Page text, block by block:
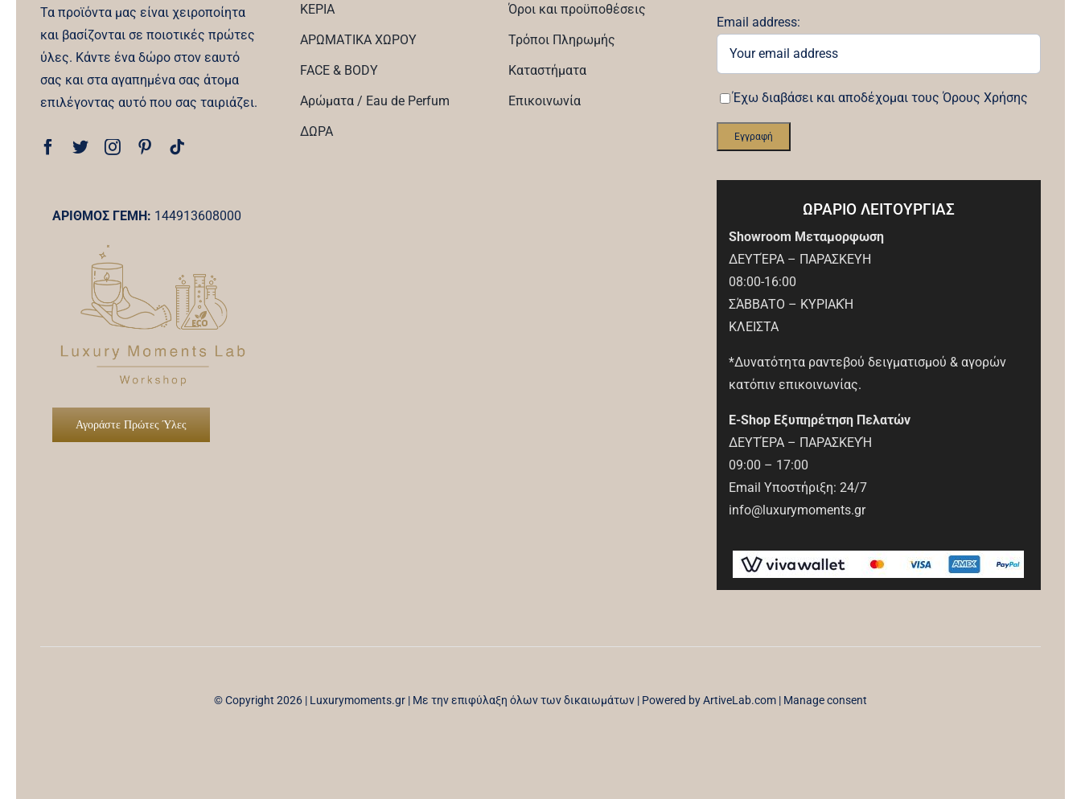
Τα προϊόντα μας είναι χειροποίητα
και βασίζονται σε ποιοτικές πρώτες
ύλες. Κάντε ένα δώρο στον εαυτό
σας και στα αγαπημένα σας άτομα
επιλέγοντας αυτό που σας ταιριάζει.
ΚΕΡΙΑ
ΑΡΩΜΑΤΙΚΑ ΧΩΡΟΥ
FACE & BODY
Αρώματα / Eau de Perfum
ΔΩΡΑ
Όροι και προϋποθέσεις
Τρόποι Πληρωμής
Καταστήματα
Επικοινωνία
Email address:
Έχω διαβάσει και αποδέχομαι τους Όρους Χρήσης
ΑΡΙΘΜΟΣ ΓΕΜΗ: 144913608000
Αγοράστε Πρώτες Ύλες
ΩΡΑΡΙΟ ΛΕΙΤΟΥΡΓΙΑΣ
Showroom Μεταμορφωση
ΔΕΥΤΈΡΑ – ΠΑΡΑΣΚΕΥΗ
08:00-16:00
ΣΆΒΒΑΤΟ – ΚΥΡΙΑΚΉ
ΚΛΕΙΣΤΑ
*Δυνατότητα ραντεβού δειγματισμού & αγορών
κατόπιν επικοινωνίας.
E-Shop Εξυπηρέτηση Πελατών
ΔΕΥΤΈΡΑ – ΠΑΡΑΣΚΕΥΉ
09:00 – 17:00
Email Υποστήριξη: 24/7
info@luxurymoments.gr
© Copyright 2026 | Luxurymoments.gr | Με την επιφύλαξη όλων των δικαιωμάτων | Powered byArtiveLab.com | Manage consent